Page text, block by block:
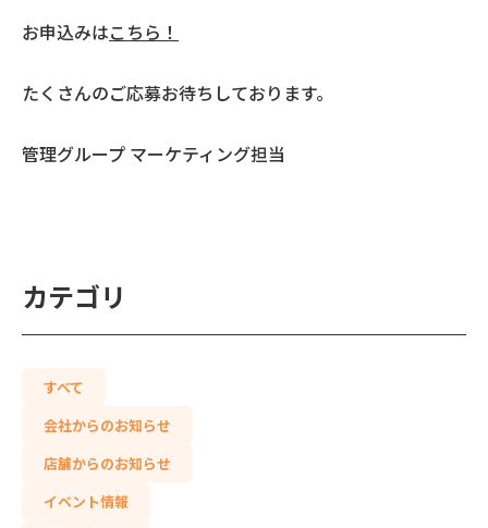
お申込みはこちら！
たくさんのご応募お待ちしております。
管理グループ マーケティング担当
カテゴリ
すべて
会社からのお知らせ
店舗からのお知らせ
イベント情報